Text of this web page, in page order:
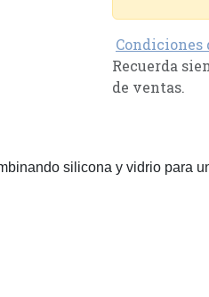
Condiciones
Recuerda
de ventas.
silicona y vidrio para